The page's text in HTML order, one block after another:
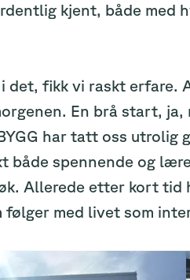
kjent, både med
fikk vi raskt erfare.
En brå start,
har tatt oss utrolig
både spennende og
Allerede etter kort tid
med livet som